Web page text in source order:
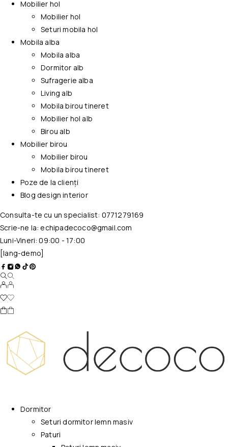
Mobilier hol
Mobilier hol
Seturi mobila hol
Mobila alba
Mobila alba
Dormitor alb
Sufragerie alba
Living alb
Mobila birou tineret
Mobilier hol alb
Birou alb
Mobilier birou
Mobilier birou
Mobila birou tineret
Poze de la clienți
Blog design interior
Consulta-te cu un specialist: 0771279169
Scrie-ne la:echipadecoco@gmail.com
Luni-Vineri: 09:00 - 17:00
[lang-demo]
Dormitor
Seturi dormitor lemn masiv
Paturi